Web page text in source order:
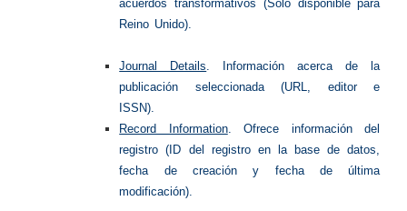
acuerdos transformativos (Sólo disponible para
Reino Unido).
Journal Details
Información acerca de la
publicación seleccionada (URL, editor e
ISSN).
Record Information.Ofrece información del
registro (ID del registro en la base de datos,
fecha de creación y fecha de última
modificación).